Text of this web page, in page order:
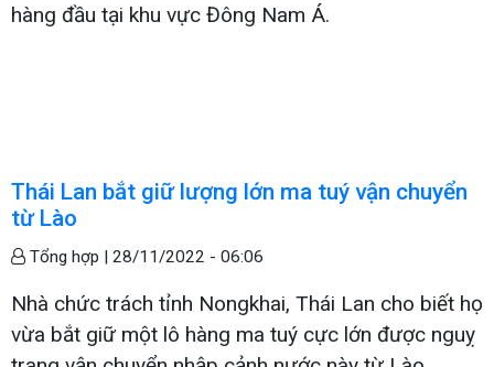
hàng đầu tại khu vực Đông Nam Á.
Thái Lan bắt giữ lượng lớn ma tuý vận chuyển
từ Lào
Tổng hợp | 28/11/2022 - 06:06
Nhà chức trách tỉnh Nongkhai, Thái Lan cho biết họ
vừa bắt giữ một lô hàng ma tuý cực lớn được nguỵ